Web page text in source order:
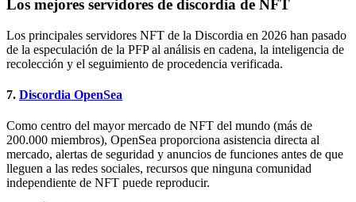
Los mejores servidores de discordia de NFT
Los principales servidores NFT de la Discordia en 2026 han pasado
de la especulación de la PFP al análisis en cadena, la inteligencia de
recolección y el seguimiento de procedencia verificada.
7. Discordia OpenSea
Como centro del mayor mercado de NFT del mundo (más de
200.000 miembros), OpenSea proporciona asistencia directa al
mercado, alertas de seguridad y anuncios de funciones antes de que
lleguen a las redes sociales, recursos que ninguna comunidad
independiente de NFT puede reproducir.